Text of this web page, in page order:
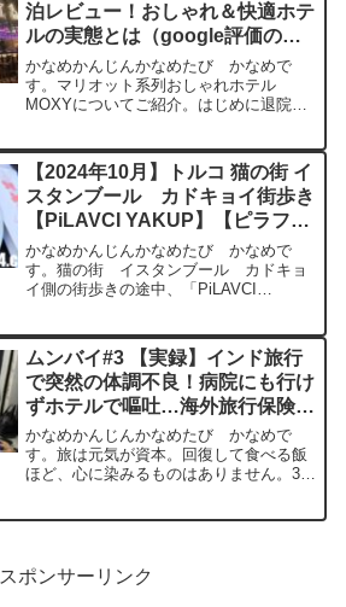
泊レビュー！おしゃれ＆快適ホテ
ルの実態とは（google評価の注
意）【2025年5月】
かなめかんじんかなめたび かなめで
す。マリオット系列おしゃれホテル
MOXYについてご紹介。はじめに退院後
マイ行きのフライトを数日後に変更し、
ベンガルール空港近くのホテルに...
【2024年10月】トルコ 猫の街 イ
スタンブール カドキョイ街歩き
【PiLAVCI YAKUP】【ピラフ】
【バス停すぐ】
かなめかんじんかなめたび かなめで
す。猫の街 イスタンブール カドキョ
イ側の街歩きの途中、「PiLAVCI
「Tavuklu Pilav」を味わう店舗...
ムンバイ#3 【実録】インド旅行
で突然の体調不良！病院にも行け
ずホテルで嘔吐…海外旅行保険が
心強かった話 体調不良からの復
活【2024年12月】
かなめかんじんかなめたび かなめで
す。旅は元気が資本。回復して食べる飯
ほど、心に染みるものはありません。3日
スポンサーリンク